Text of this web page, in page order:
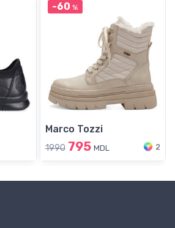
-60 %
Marco Tozzi
1990 795 MDL 2